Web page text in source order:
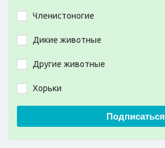
Членистоногие
Дикие животные
Другие животные
Хорьки
Подписаться